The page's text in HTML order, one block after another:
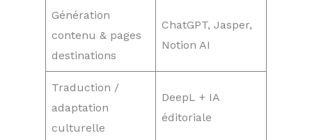
Génération
contenu & pages
destinations
ChatGPT, Jasper,
Notion AI
Traduction /
adaptation
culturelle
DeepL + IA
éditoriale